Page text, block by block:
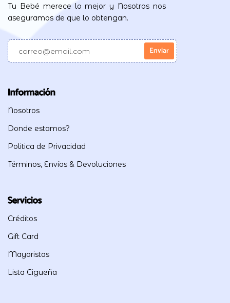
Tu Bebé merece lo mejor y Nosotros nos
aseguramos de que lo obtengan.
Información
Nosotros
Donde estamos?
Politica de Privacidad
Términos, Envíos & Devoluciones
Servicios
Créditos
Gift Card
Mayoristas
Lista Cigueña